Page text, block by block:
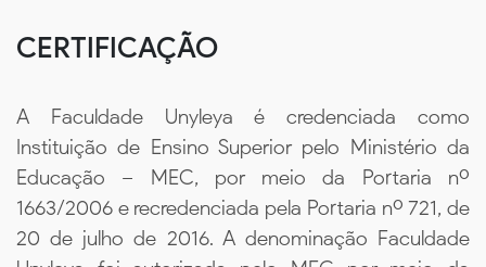
CERTIFICAÇÃO
A Faculdade Unyleya é credenciada como
Instituição de Ensino Superior pelo Ministério da
Educação – MEC, por meio da Portaria nº
1663/2006 e recredenciada pela Portaria nº 721, de
20 de julho de 2016. A denominação Faculdade